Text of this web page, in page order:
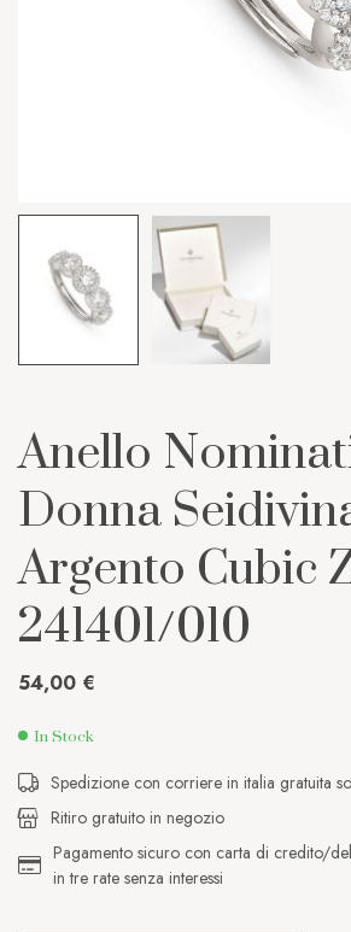
Anello
Donna
Argento Cubic
241401/010
54,00 €
In Stock
Spedizione con corriere in italia gratuita
Ritiro gratuito in negozio
Pagamento sicuro con carta di credito/
in tre rate senza interessi